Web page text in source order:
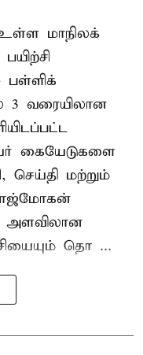
மாநிலக்
பள்ளிக்
3 வரையிலான
கையேடுகளை
செய்தி மற்றும்
அளவிலான
தொ ...